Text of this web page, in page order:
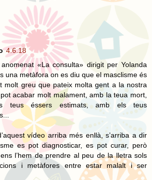
4.6.18
«La consulta» dirigit per Yolanda
una metàfora on es diu que el masclisme és
molt greu que pateix molta gent a la nostra
acabar molt malament, amb la teua mort,
teus éssers estimats, amb els teus
vídeo arriba més enllà, s’arriba a dir
es pot diagnosticar, es pot curar, però
l’hem de prendre al peu de la lletra sols
i metàfores entre estar malalt i ser